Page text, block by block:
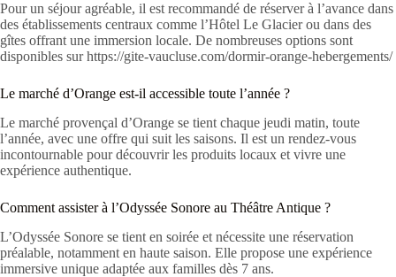
Pour un séjour agréable, il est recommandé de réserver à l’avance dans
des établissements centraux comme l’Hôtel Le Glacier ou dans des
gîtes offrant une immersion locale. De nombreuses options sont
disponibles sur https://gite-vaucluse.com/dormir-orange-hebergements/
Le marché d’Orange est-il accessible toute l’année ?
Le marché provençal d’Orange se tient chaque jeudi matin, toute
l’année, avec une offre qui suit les saisons. Il est un rendez-vous
incontournable pour découvrir les produits locaux et vivre une
expérience authentique.
Comment assister à l’Odyssée Sonore au Théâtre Antique ?
L’Odyssée Sonore se tient en soirée et nécessite une réservation
préalable, notamment en haute saison. Elle propose une expérience
immersive unique adaptée aux familles dès 7 ans.